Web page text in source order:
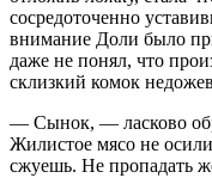
сосредоточенно
внимание Доли было
даже не понял, что
склизкий комок
— Сынок, — ласково
Жилистое мясо не
сжуешь. Не пропадать